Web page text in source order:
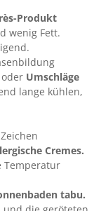
Produkt
wenig Fett.
oder Umschläge
lange kühlen,
Cremes.
Temperatur
tabu.